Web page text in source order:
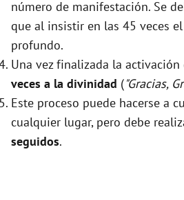
número de manifestación. Se
que al insistir en las 45 veces
profundo.
Una vez finalizada la activación
veces a la divinidad ("Gracias,
Este proceso puede hacerse a
cualquier lugar, pero debe
seguidos.